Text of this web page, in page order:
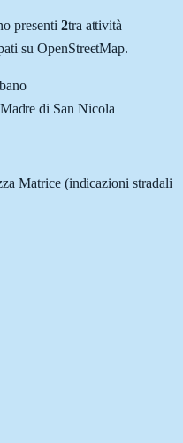
presenti 2tra attività
su OpenStreetMap.
di San Nicola
Matrice(indicazioni stradali